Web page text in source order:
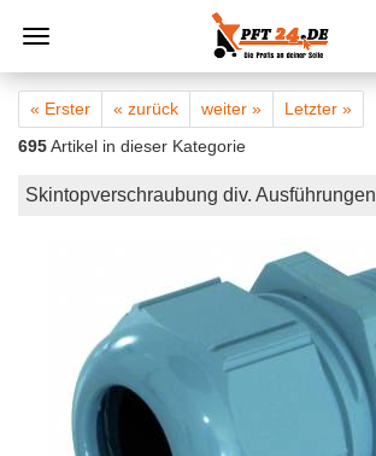
« Erster « zurück weiter »
Letzter »
695Artikel in dieser Kategorie
Skintopverschraubung div. Ausführungen